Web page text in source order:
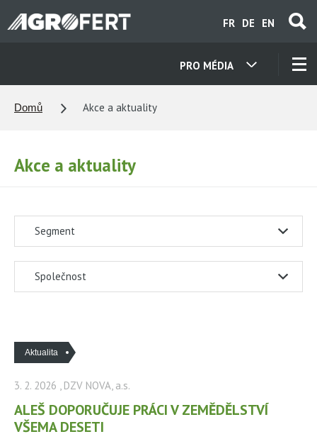
EN
DE
FR
PRO MÉDIA
KARIÉRA
AKTUALITY
Domů Akce a aktuality
Akce a aktuality
Segment
Společnost
Aktualita
3. 2. 2026 , DZV NOVA, a.s.
ALEŠ DOPORUČUJE PRÁCI V ZEMĚDĚLSTVÍ
VŠEMA DESETI